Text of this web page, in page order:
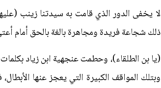
لا يخفى الدور الذي قامت به سيدتنا زينب
ذلك شجاعة فريدة ومجاهرة بالغة بالحق أمام
(يا بن الطلقاء)، وحطمت عنجهية ابن زياد
وبتلك المواقف الكبيرة التي يعجز عنها